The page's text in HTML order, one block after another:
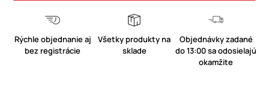
Rýchle objednanie aj
bez registrácie
Všetky produkty na
sklade
Objednávky zadané
do 13:00 sa odosielajú
okamžite